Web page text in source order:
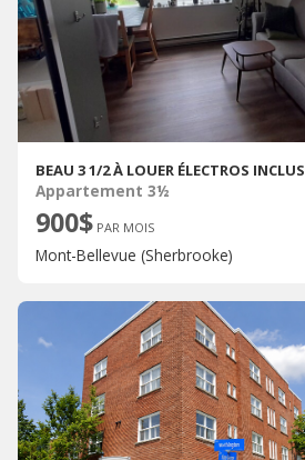
BEAU 3 1/2 À LOUER ÉLECTROS INCLUS
Appartement 3½
900$ PAR MOIS
Mont-Bellevue (Sherbrooke)